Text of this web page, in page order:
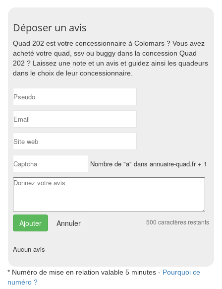
Déposer un avis
Quad 202 est votre concessionnaire à Colomars ? Vous avez
acheté votre quad, ssv ou buggy dans la concession Quad
202 ? Laissez une note et un avis et guidez ainsi les quadeurs
dans le choix de leur concessionnaire.
Nombre de "a" dans annuaire-quad.fr + 1
Annuler 500 caractères restants
Aucun avis
* Numéro de mise en relation valable 5 minutes - Pourquoi ce
numéro ?